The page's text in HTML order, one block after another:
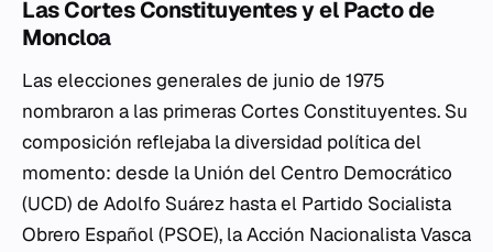
Las Cortes Constituyentes y el Pacto de
Moncloa
Las elecciones generales de junio de 1975
nombraron a las primeras Cortes Constituyentes. Su
composición reflejaba la diversidad política del
momento: desde la Unión del Centro Democrático
(UCD) de Adolfo Suárez hasta el Partido Socialista
Obrero Español (PSOE), la Acción Nacionalista Vasca